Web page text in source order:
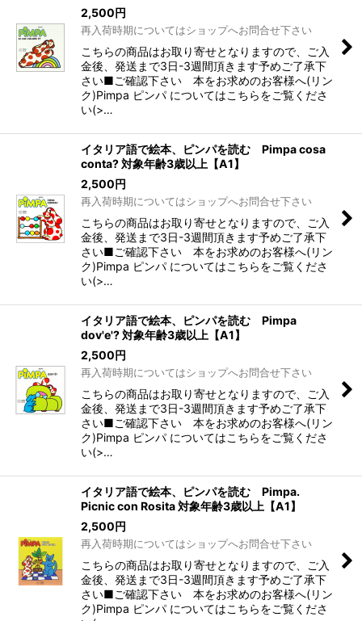
2,500円
再入荷時期についてはショップへお問合せ下さい
こちらの商品はお取り寄せとなりますので、ご入
金後、発送まで3日-3週間頂きます予めご了承下
さい■ご確認下さい 本をお求めのお客様へ(リン
ク)Pimpa ピンパ についてはこちらをご覧くださ
い(>…
イタリア語で絵本、ピンパを読む Pimpa cosa
conta? 対象年齢3歳以上【A1】
2,500円
再入荷時期についてはショップへお問合せ下さい
こちらの商品はお取り寄せとなりますので、ご入
金後、発送まで3日-3週間頂きます予めご了承下
さい■ご確認下さい 本をお求めのお客様へ(リン
ク)Pimpa ピンパ についてはこちらをご覧くださ
い(>…
イタリア語で絵本、ピンパを読む Pimpa
dov'e'? 対象年齢3歳以上【A1】
2,500円
再入荷時期についてはショップへお問合せ下さい
こちらの商品はお取り寄せとなりますので、ご入
金後、発送まで3日-3週間頂きます予めご了承下
さい■ご確認下さい 本をお求めのお客様へ(リン
ク)Pimpa ピンパ についてはこちらをご覧くださ
い(>…
イタリア語で絵本、ピンパを読む Pimpa.
Picnic con Rosita 対象年齢3歳以上【A1】
2,500円
再入荷時期についてはショップへお問合せ下さい
こちらの商品はお取り寄せとなりますので、ご入
金後、発送まで3日-3週間頂きます予めご了承下
さい■ご確認下さい 本をお求めのお客様へ(リン
ク)Pimpa ピンパ についてはこちらをご覧くださ